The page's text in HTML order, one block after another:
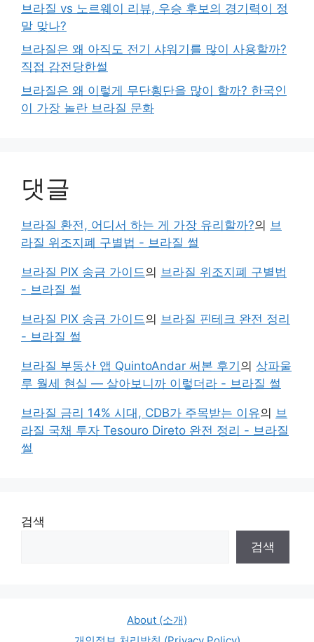
브라질 vs 노르웨이 리뷰, 우승 후보의 경기력이 정
말 맞나?
브라질은 왜 아직도 전기 샤워기를 많이 사용할까?
직접 감전당한썰
브라질은 왜 이렇게 무단횡단을 많이 할까? 한국인
이 가장 놀란 브라질 문화
댓글
브라질 환전, 어디서 하는 게 가장 유리할까?의 브
라질 위조지폐 구별법 - 브라질 썰
브라질 PIX 송금 가이드의 브라질 위조지폐 구별법
- 브라질 썰
브라질 PIX 송금 가이드의 브라질 핀테크 완전 정리
- 브라질 썰
브라질 부동산 앱 QuintoAndar 써본 후기의 상파울
루 월세 현실 — 살아보니까 이렇더라 - 브라질 썰
브라질 금리 14% 시대, CDB가 주목받는 이유의 브
라질 국채 투자 Tesouro Direto 완전 정리 - 브라질
썰
검색
검색
About (소개)